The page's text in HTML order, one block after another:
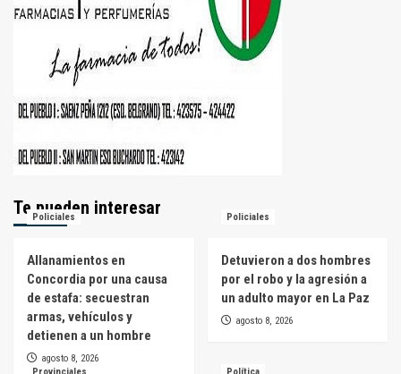
Te pueden interesar
Policiales
Allanamientos en
Concordia por una causa
de estafa: secuestran
armas, vehículos y
detienen a un hombre
agosto 8, 2026
Policiales
Detuvieron a dos hombres
por el robo y la agresión a
un adulto mayor en La Paz
agosto 8, 2026
Provinciales Política